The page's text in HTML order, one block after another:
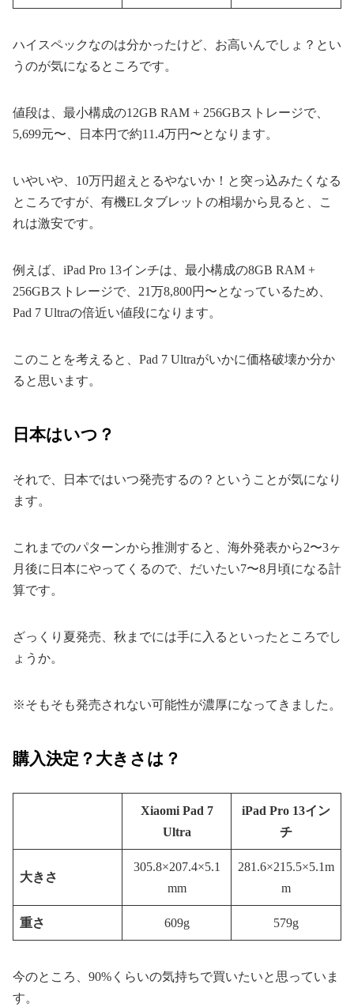
ハイスペックなのは分かったけど、お高いんでしょ？とい
うのが気になるところです。
値段は、最小構成の12GB RAM + 256GBストレージで、
5,699元〜、日本円で約11.4万円〜となります。
いやいや、10万円超えとるやないか！と突っ込みたくなる
ところですが、有機ELタブレットの相場から見ると、こ
れは激安です。
例えば、iPad Pro 13インチは、最小構成の8GB RAM +
256GBストレージで、21万8,800円〜となっているため、
Pad 7 Ultraの倍近い値段になります。
このことを考えると、Pad 7 Ultraがいかに価格破壊か分か
ると思います。
日本はいつ？
それで、日本ではいつ発売するの？ということが気になり
ます。
これまでのパターンから推測すると、海外発表から2〜3ヶ
月後に日本にやってくるので、だいたい7〜8月頃になる計
算です。
ざっくり夏発売、秋までには手に入るといったところでし
ょうか。
※そもそも発売されない可能性が濃厚になってきました。
購入決定？大きさは？
Xiaomi Pad 7
Ultra
iPad Pro 13イン
チ
大きさ
305.8×207.4×5.1
mm
281.6×215.5×5.1m
m
重さ 609g 579g
今のところ、90%くらいの気持ちで買いたいと思っていま
す。